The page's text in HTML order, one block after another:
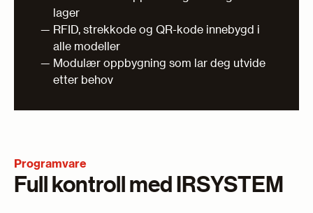
lager
RFID, strekkode og QR-kode innebygd i
alle modeller
Modulær oppbygning som lar deg utvide
etter behov
Programvare
Full kontroll med IRSYSTEM